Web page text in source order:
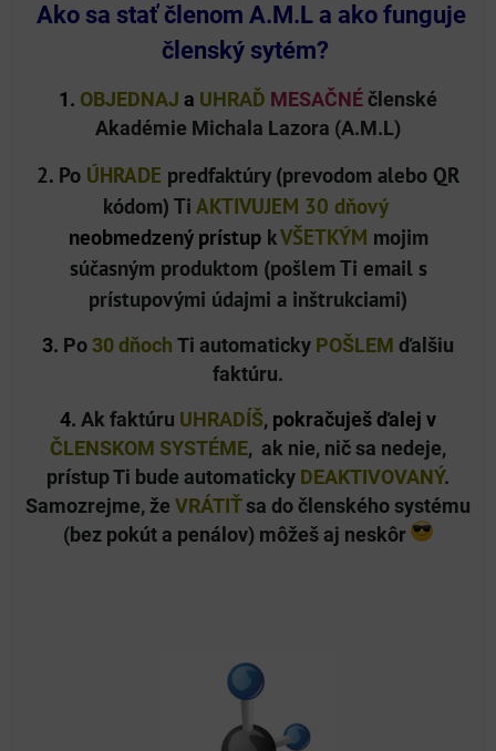
Ako sa stať členom A.M.L a ako funguje
členský sytém?
1. OBJEDNAJ a UHRAĎ MESAČNÉčlenské
Akadémie Michala Lazora (A.M.L)
2. Po ÚHRADE predfaktúry (prevodom alebo QR
kódom) Ti AKTIVUJEM 30 dňový
neobmedzený prístupkVŠETKÝM mojim
súčasným produktom (pošlem Ti email s
prístupovými údajmi a inštrukciami)
3. Po 30 dňoch Ti automaticky POŠLEM ďalšiu
faktúru.
4. Ak faktúru UHRADÍŠ, pokračuješ ďalej v
ČLENSKOM SYSTÉME, ak nie, nič sa nedeje,
prístup Ti bude automaticky DEAKTIVOVANÝ.
Samozrejme, že VRÁTIŤsa do členského systému
(bez pokút a penálov) môžeš aj neskôr